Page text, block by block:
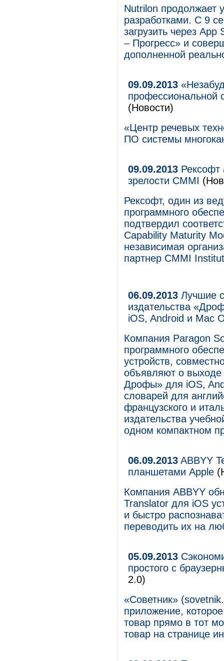
Nutrilon
разработками. С 9
загрузить через
– Прогресс» и
дополненной
09.09.2013
профессиональной
(Новости)
«Центр речевых
ПО системы
09.09.2013 Рексофт
зрелости CMMI
Рексофт, один из
программного
подтвердил
Capability Maturity
независимая
партнер CMMI
06.09.2013 Лучшие
издательства
iOS, Android и Mac
Компания Paragon
программного
устройств,
объявляют о выходе
Дрофы» для iOS,
словарей для
французского и
издательства
одном компактном
06.09.2013 ABBYY
планшетами Apple
Компания ABBYY
Translator для iOS
и быстро
переводить их на
05.09.2013
простого с
2.0)
«Советник»
приложение,
товар прямо в тот
товар на странице